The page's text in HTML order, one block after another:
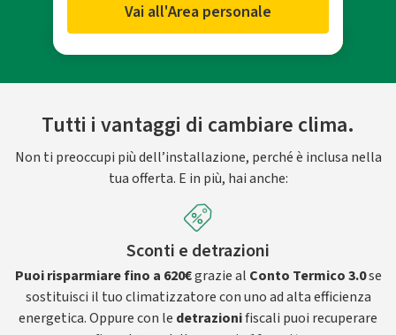
Vai all'Area personale
Tutti i vantaggi di cambiare clima.
Non ti preoccupi più dell’installazione, perché è inclusa nella
tua offerta. E in più, hai anche:
Sconti e detrazioni
Puoi risparmiare fino a 620€grazie al Conto Termico 3.0se
sostituisci il tuo climatizzatore con uno ad alta efficienza
energetica. Oppure con le detrazionifiscali puoi recuperare